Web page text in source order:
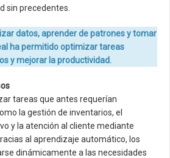
sin precedentes.
datos, aprender de patrones y tomar
ha permitido optimizar tareas
y mejorar la productividad.
tareas que antes requerían
la gestión de inventarios, el
y la atención al cliente mediante
al aprendizaje automático, los
dinámicamente a las necesidades